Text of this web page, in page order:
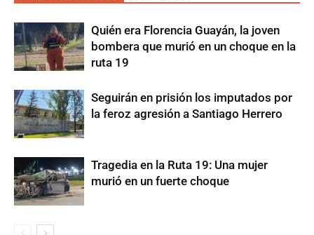
Quién era Florencia Guayán, la joven
bombera que murió en un choque en la
ruta 19
Seguirán en prisión los imputados por
la feroz agresión a Santiago Herrero
Tragedia en la Ruta 19: Una mujer
murió en un fuerte choque